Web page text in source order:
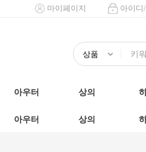
마이페이지 아이디
아우터 상의
아우터 상의